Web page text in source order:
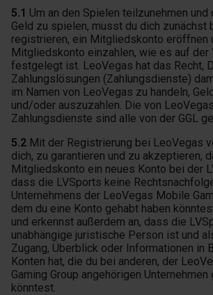
5.1 Um an den Spielen teilzunehmen
Geld zu spielen, musst du dich zunächst
registrieren, ein Mitgliedskonto eröffnen
Mitgliedskonto einzahlen, wie es auf der
festgelegt ist. LeoVegas hat das Recht,
Zahlungslösungen (Zahlungsdienste)
im Namen von LeoVegas zu handeln,
und/oder auszuzahlen. Die von
Zahlungsdienste sind alle von der GGL
5.2 Mit der Registrierung bei LeoVegas
dich, zu garantieren und zu akzeptieren,
Mitgliedskonto ein neues Konto bei der
dass die LVSports keine
Unternehmens der LeoVegas Mobile
dem du eine Konto gehabt haben
und erkennst außerdem an, dass die
unabhängige juristische Person ist und
Zugang, Überblick oder Informationen in
Konten hat, die du bei anderen, der
Gaming Group angehörigen Unternehmen
könntest.